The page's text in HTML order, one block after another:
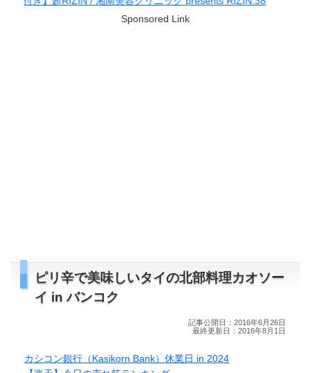
Sponsored Link
ピリ辛で美味しいタイの北部料理カオソー
イ in バンコク
記事公開日：2016年6月26日
最終更新日：2016年8月1日
カシコン銀行（Kasikorn Bank）休業日 in 2024